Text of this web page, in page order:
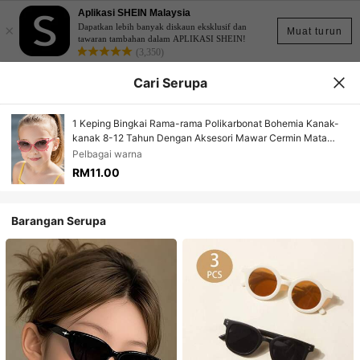
Muat turun
×
Aplikasi SHEIN Malaysia
Dapatkan lebih banyak diskaun eksklusif dan
tawaran tambahan dalam APLIKASI SHEIN!
(3,350)
Cari Serupa
1 Keping Bingkai Rama-rama Polikarbonat Bohemia Kanak-
kanak 8-12 Tahun Dengan Aksesori Mawar Cermin Mata
Fesyen Untuk Luar
Pelbagai warna
RM11.00
Barangan Serupa